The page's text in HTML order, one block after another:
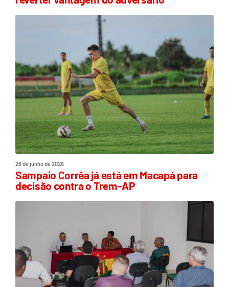
26 de junho de 2026
Sampaio Corrêa já está em Macapá para
decisão contra o Trem-AP